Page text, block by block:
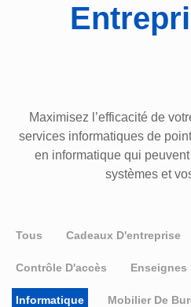
Maximisez l’efficacité de
services informatiques de
en informatique qui
systèmes et
Tous Cadeaux D'entreprise
Contrôle D'accès Enseignes
Informatique Mobilier De